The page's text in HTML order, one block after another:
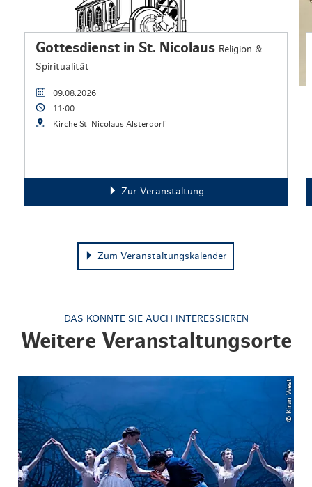
Gottesdienst in St. Nicolaus Religion &
Spiritualität
09.08.2026
11:00
Kirche St. Nicolaus Alsterdorf
Zur Veranstaltung
Zum Veranstaltungskalender
DAS KÖNNTE SIE AUCH INTERESSIEREN
Weitere Veranstaltungsorte
© Kiran West